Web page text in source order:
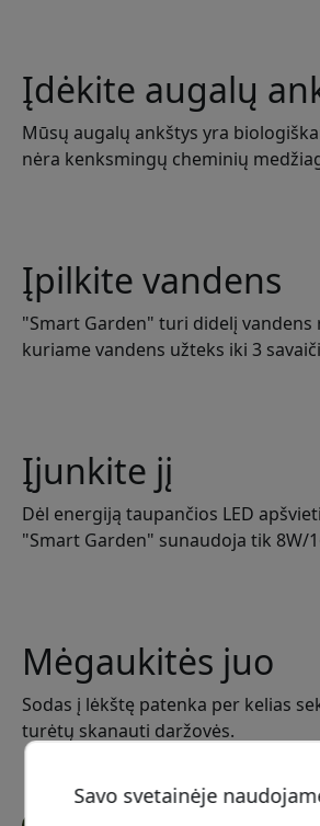
Įdėkite augalų
Mūsų augalų ankštys yra
nėra kenksmingų cheminių
Įpilkite vandens
"Smart Garden" turi didelį vandens
kuriame vandens užteks iki 3
Įjunkite jį
Dėl energiją taupančios LED
"Smart Garden" sunaudoja tik 8W/
Mėgaukitės juo
Sodas į lėkštę patenka per kelias
turėtų skanauti daržovės.
Savo svetainėje